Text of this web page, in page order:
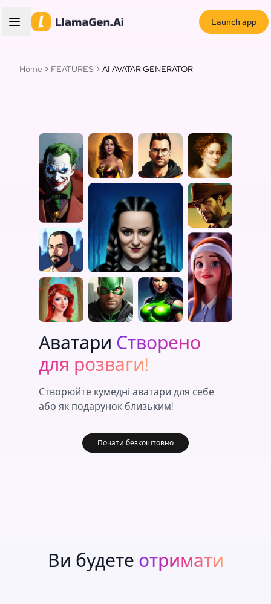
Launch app
Home FEATURES AI AVATAR GENERATOR
Аватари Створено
для розваги!
Створюйте кумедні аватари для себе
або як подарунок близьким!
Почати безкоштовно
Ви будете отримати